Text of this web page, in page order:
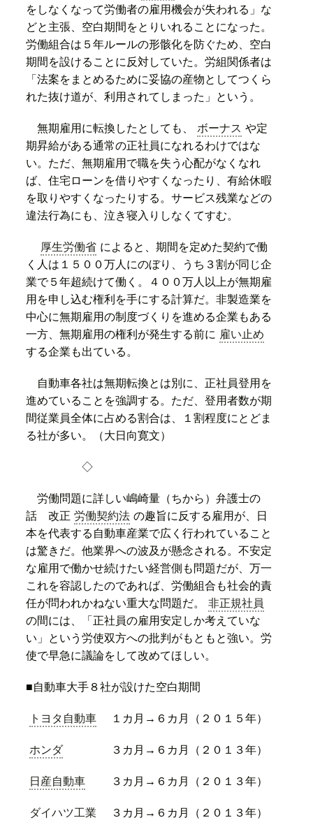
をしなくなって労働者の雇用機会が失われる」な
どと主張、空白期間をとりいれることになった。
労働組合は５年ルールの形骸化を防ぐため、空白
期間を設けることに反対していた。労組関係者は
「法案をまとめるために妥協の産物としてつくら
れた抜け道が、利用されてしまった」という。
無期雇用に転換したとしても、 ボーナス や定
期昇給がある通常の正社員になれるわけではな
い。ただ、無期雇用で職を失う心配がなくなれ
ば、住宅ローンを借りやすくなったり、有給休暇
を取りやすくなったりする。サービス残業などの
違法行為にも、泣き寝入りしなくてすむ。
厚生労働省 によると、期間を定めた契約で働
く人は１５００万人にのぼり、うち３割が同じ企
業で５年超続けて働く。４００万人以上が無期雇
用を申し込む権利を手にする計算だ。非製造業を
中心に無期雇用の制度づくりを進める企業もある
一方、無期雇用の権利が発生する前に 雇い止め
する企業も出ている。
自動車各社は無期転換とは別に、正社員登用を
進めていることを強調する。ただ、登用者数が期
間従業員全体に占める割合は、１割程度にとどま
る社が多い。（大日向寛文）
◇
労働問題に詳しい嶋崎量（ちから）弁護士の
話 改正 労働契約法 の趣旨に反する雇用が、日
本を代表する自動車産業で広く行われていること
は驚きだ。他業界への波及が懸念される。不安定
な雇用で働かせ続けたい経営側も問題だが、万一
これを容認したのであれば、労働組合も社会的責
任が問われかねない重大な問題だ。
非正規社員
の間には、「正社員の雇用安定しか考えていな
い」という労使双方への批判がもともと強い。労
使で早急に議論をして改めてほしい。
■自動車大手８社が設けた空白期間
トヨタ自動車 １カ月→６カ月（２０１５年）
ホンダ ３カ月→６カ月（２０１３年）
日産自動車 ３カ月→６カ月（２０１３年）
ダイハツ工業 ３カ月→６カ月（２０１３年）